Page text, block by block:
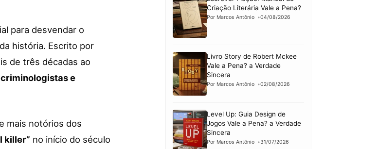
para desvendar o
história. Escrito por
de três décadas ao
e
mais notórios dos
killer” no início do século
Criação Literária Vale a Pena?
Por Marcos Antônio 04/08/2026
Livro Story de Robert Mckee
Vale a Pena? a Verdade
Sincera
Por Marcos Antônio 02/08/2026
Level Up: Guia Design de
Jogos Vale a Pena? a Verdade
Sincera
Por Marcos Antônio 31/07/2026